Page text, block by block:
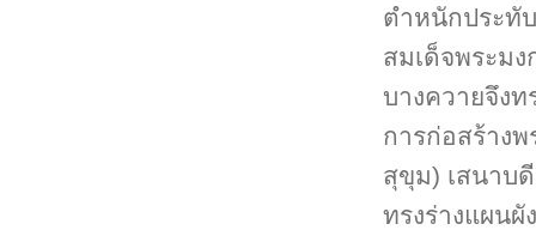
ตำหนักประทั
สมเด็จพระม
บางควายจึง
การก่อสร้าง
สุขุม) เสนาบ
ทรงร่างแผนผั